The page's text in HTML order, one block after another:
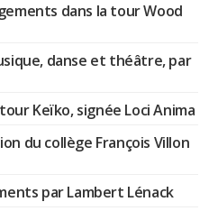
dans la tour Wood
danse et théâtre, par
Keïko, signée Loci Anima
du collège François Villon
par Lambert Lénack